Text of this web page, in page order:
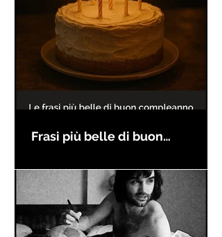
Frasi più belle di buon